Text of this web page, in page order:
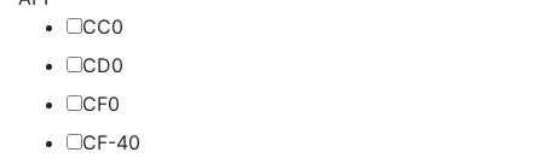
CC0
CD0
CF0
CF-40